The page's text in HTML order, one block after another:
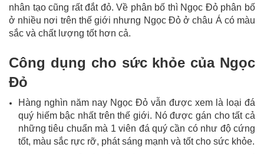
nhân tạo cũng rất đắt đỏ. Về phân bố thì Ngọc Đỏ phân bố
ở nhiều nơi trên thế giới nhưng Ngọc Đỏ ở châu Á có màu
sắc và chất lượng tốt hơn cả.
Công dụng cho sức khỏe của Ngọc
Đỏ
Hàng nghìn năm nay Ngọc Đỏ vẫn được xem là loại đá
quý hiếm bậc nhất trên thế giới. Nó được gán cho tất cả
những tiêu chuẩn mà 1 viên đá quý cần có như độ cứng
tốt, màu sắc rực rỡ, phát sáng mạnh và tốt cho sức khỏe.